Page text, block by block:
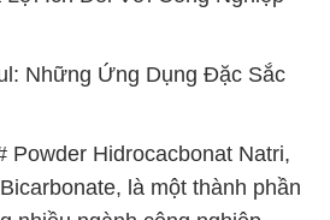
Những Ứng Dụng Đặc Sắc
Powder Hidrocacbonat Natri,
là một thành phần